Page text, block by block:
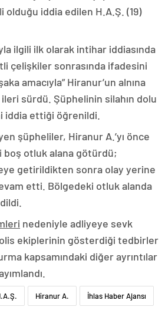
olduğu iddia edilen H.A.Ş. (19)
ilgili ilk olarak intihar iddiasında
çelişkiler sonrasında ifadesini
amacıyla” Hiranur’un alnına
sürdü. Şüphelinin silahın dolu
iddia ettiği öğrenildi.
şüpheliler, Hiranur A.’yı önce
boş otluk alana götürdü;
getirildikten sonra olay yerine
etti. Bölgedeki otluk alanda
nedeniyle adliyeye sevk
ekiplerinin gösterdiği tedbirler
kapsamındaki diğer ayrıntılar
Hiranur A. İhlas Haber Ajansı